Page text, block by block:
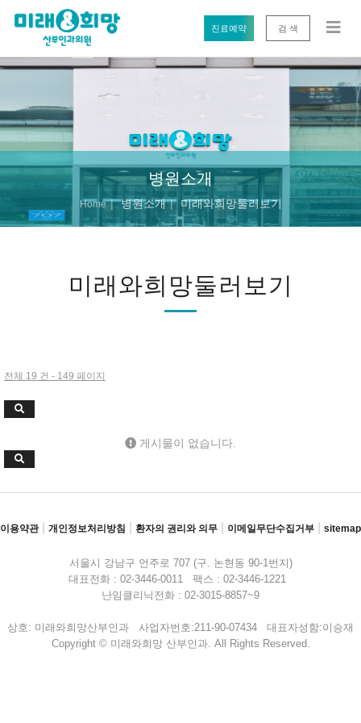
진료예약 검 색
병원소개
Home 병원소개 미래와희망둘러보기
미래와희망둘러보기
전체 19 건 - 149 페이지
게시물이 없습니다.
이용약관 개인정보처리방침 환자의 권리와 의무 이메일무단수집거부 sitemap
서울시 강남구 언주로 707 (구. 논현동 90-1번지)
대표전화 : 02-3446-0011 팩스 : 02-3446-1221
난임클리닉전화 : 02-3015-8857~9
상호: 미래와희망산부인과 사업자번호:211-90-07434 대표자성함:이승재
Copyright © 미래와희망 산부인과. All Rights Reserved.